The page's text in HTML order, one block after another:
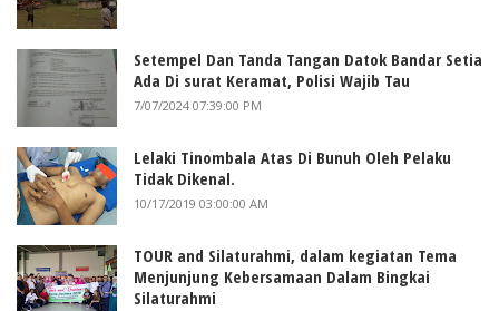
Setempel Dan Tanda Tangan Datok Bandar Setia
Ada Di surat Keramat, Polisi Wajib Tau
7/07/2024 07:39:00 PM
Lelaki Tinombala Atas Di Bunuh Oleh Pelaku
Tidak Dikenal.
10/17/2019 03:00:00 AM
TOUR and Silaturahmi, dalam kegiatan Tema
Menjunjung Kebersamaan Dalam Bingkai
Silaturahmi